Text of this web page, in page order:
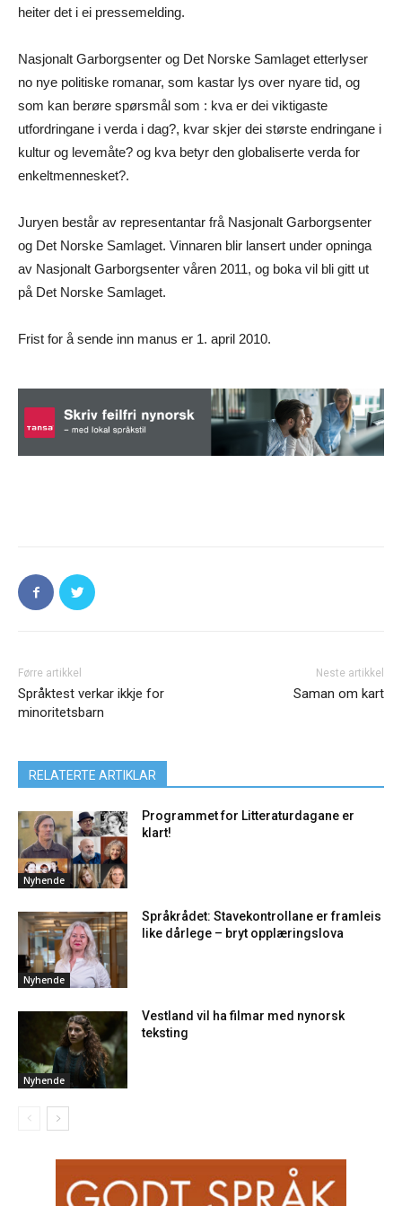
heiter det i ei pressemelding.
Nasjonalt Garborgsenter og Det Norske Samlaget etterlyser
no nye politiske romanar, som kastar lys over nyare tid, og
som kan berøre spørsmål som : kva er dei viktigaste
utfordringane i verda i dag?, kvar skjer dei største endringane i
kultur og levemåte? og kva betyr den globaliserte verda for
enkeltmennesket?.
Juryen består av representantar frå Nasjonalt Garborgsenter
og Det Norske Samlaget. Vinnaren blir lansert under opninga
av Nasjonalt Garborgsenter våren 2011, og boka vil bli gitt ut
på Det Norske Samlaget.
Frist for å sende inn manus er 1. april 2010.
Førre artikkel
Språktest verkar ikkje for
minoritetsbarn
Neste artikkel
Saman om kart
RELATERTE ARTIKLAR
Nyhende
Programmet for Litteraturdagane er
klart!
Nyhende
Språkrådet: Stavekontrollane er framleis
like dårlege – bryt opplæringslova
Nyhende
Vestland vil ha filmar med nynorsk
teksting